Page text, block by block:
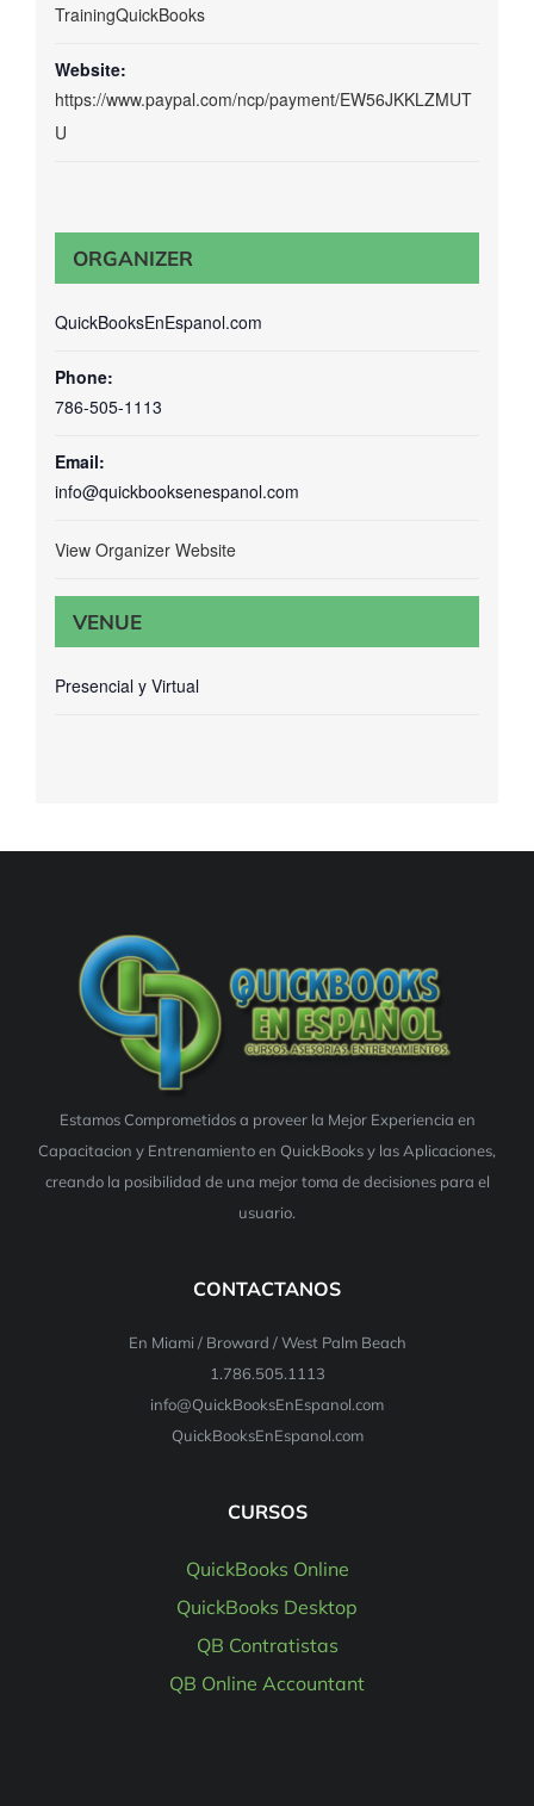
TrainingQuickBooks
Website:
https://www.paypal.com/ncp/payment/EW56JKKLZMUT
U
VENUE
Presencial y Virtual
ORGANIZER
QuickBooksEnEspanol.com
Phone:
786-505-1113
Email:
info@quickbooksenespanol.com
View Organizer Website
Estamos Comprometidos a proveer la Mejor Experiencia en
Capacitacion y Entrenamiento en QuickBooks y las Aplicaciones,
creando la posibilidad de una mejor toma de decisiones para el
usuario.
CONTACTANOS
En Miami / Broward / West Palm Beach
1.786.505.1113
info@QuickBooksEnEspanol.com
QuickBooksEnEspanol.com
CURSOS
QuickBooks Online
QuickBooks Desktop
QB Contratistas
QB Online Accountant